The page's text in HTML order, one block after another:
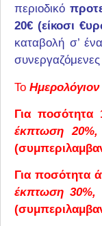
περιοδικό
20€ (είκοσι
καταβολή σ’
Το Ημερολόγιον
Για ποσότητα
έκπτωση 20%,
Για ποσότητα
έκπτωση 30%,